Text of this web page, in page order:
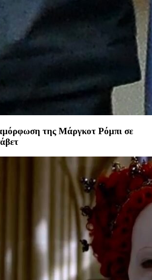
της Μάργκοτ Ρόμπι σε